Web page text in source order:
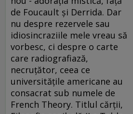
de Foucault şi Derrida. Dar
nu despre rezervele sau
idiosincraziile mele vreau să
vorbesc, ci despre o carte
care radiografiază,
necruţător, ceea ce
universităţile americane au
consacrat sub numele de
French Theory. Titlul cărţii,